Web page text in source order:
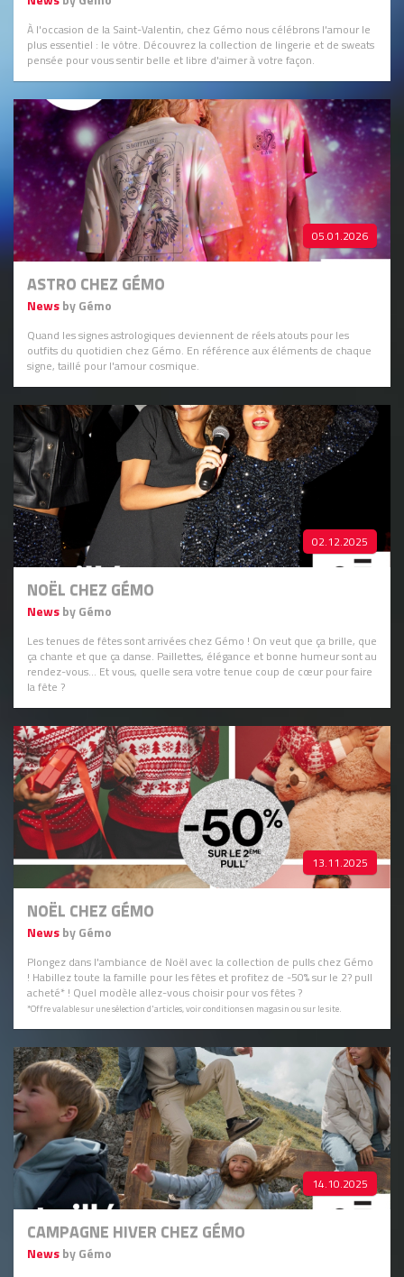
À l'occasion de la Saint-Valentin, chez Gémo nous célébrons l'amour le
plus essentiel : le vôtre. Découvrez la collection de lingerie et de sweats
pensée pour vous sentir belle et libre d'aimer à votre façon.
05.01.2026
ASTRO CHEZ GÉMO
Newsby Gémo
Quand les signes astrologiques deviennent de réels atouts pour les
outfits du quotidien chez Gémo. En référence aux éléments de chaque
signe, taillé pour l'amour cosmique.
02.12.2025
NOËL CHEZ GÉMO
Newsby Gémo
Les tenues de fêtes sont arrivées chez Gémo ! On veut que ça brille, que
ça chante et que ça danse. Paillettes, élégance et bonne humeur sont au
rendez-vous... Et vous, quelle sera votre tenue coup de cœur pour faire
la fête ?
13.11.2025
NOËL CHEZ GÉMO
Newsby Gémo
Plongez dans l'ambiance de Noël avec la collection de pulls chez Gémo
! Habillez toute la famille pour les fêtes et profitez de -50% sur le 2? pull
acheté* ! Quel modèle allez-vous choisir pour vos fêtes ?
*Offre valable sur une sélection d'articles, voir conditions en magasin ou sur le site.
14.10.2025
CAMPAGNE HIVER CHEZ GÉMO
Newsby Gémo